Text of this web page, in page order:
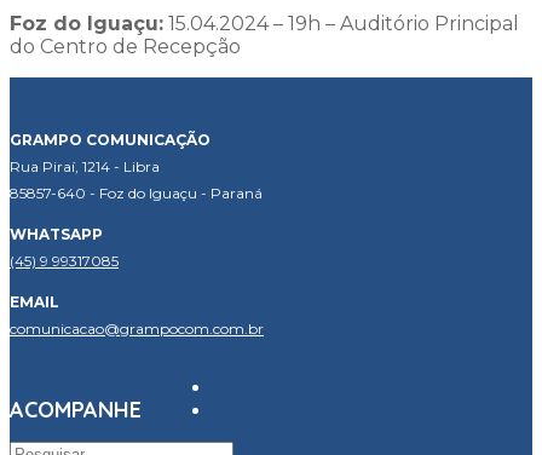
Foz do Iguaçu: 15.04.2024 – 19h – Auditório Principal
do Centro de Recepção
GRAMPO COMUNICAÇÃO
Rua Piraí, 1214 - Libra
85857-640 - Foz do Iguaçu - Paraná
WHATSAPP
(45) 9 99317085
EMAIL
comunicacao@grampocom.com.br
ACOMPANHE